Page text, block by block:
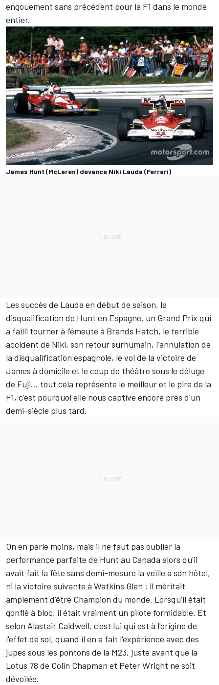
engouement sans précédent pour la F1 dans le monde
entier.
James Hunt (McLaren) devance Niki Lauda (Ferrari)
Les succès de Lauda en début de saison, la
disqualification de Hunt en Espagne, un Grand Prix qui
a failli tourner à l'émeute à Brands Hatch, le terrible
accident de Niki, son retour surhumain, l'annulation de
la disqualification espagnole, le vol de la victoire de
James à domicile et le coup de théâtre sous le déluge
de Fuji… tout cela représente le meilleur et le pire de la
F1, c'est pourquoi elle nous captive encore près d'un
demi-siècle plus tard.
On en parle moins, mais il ne faut pas oublier la
performance parfaite de Hunt au Canada alors qu'il
avait fait la fête sans demi-mesure la veille à son hôtel,
ni la victoire suivante à Watkins Glen : il méritait
amplement d'être Champion du monde. Lorsqu'il était
gonflé à bloc, il était vraiment un pilote formidable. Et
selon Alastair Caldwell, c'est lui qui est à l'origine de
l'effet de sol, quand il en a fait l'expérience avec des
jupes sous les pontons de la M23, juste avant que la
Lotus 78 de Colin Chapman et Peter Wright ne soit
dévoilée.